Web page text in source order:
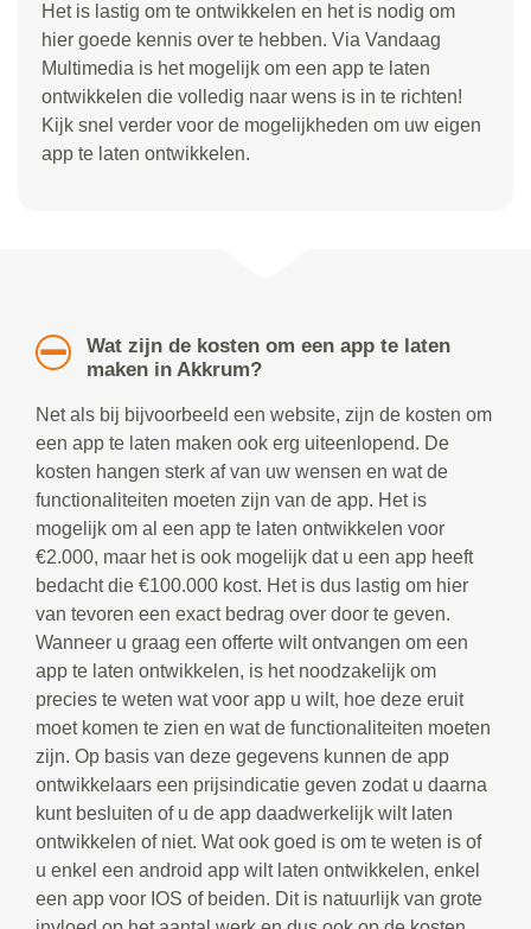
Het is lastig om te ontwikkelen en het is nodig om
hier goede kennis over te hebben. Via Vandaag
Multimedia is het mogelijk om een app te laten
ontwikkelen die volledig naar wens is in te richten!
Kijk snel verder voor de mogelijkheden om uw eigen
app te laten ontwikkelen.
Wat zijn de kosten om een app te laten
maken in Akkrum?
Net als bij bijvoorbeeld een website, zijn de kosten om
een app te laten maken ook erg uiteenlopend. De
kosten hangen sterk af van uw wensen en wat de
functionaliteiten moeten zijn van de app. Het is
mogelijk om al een app te laten ontwikkelen voor
€2.000, maar het is ook mogelijk dat u een app heeft
bedacht die €100.000 kost. Het is dus lastig om hier
van tevoren een exact bedrag over door te geven.
Wanneer u graag een offerte wilt ontvangen om een
app te laten ontwikkelen, is het noodzakelijk om
precies te weten wat voor app u wilt, hoe deze eruit
moet komen te zien en wat de functionaliteiten moeten
zijn. Op basis van deze gegevens kunnen de app
ontwikkelaars een prijsindicatie geven zodat u daarna
kunt besluiten of u de app daadwerkelijk wilt laten
ontwikkelen of niet. Wat ook goed is om te weten is of
u enkel een android app wilt laten ontwikkelen, enkel
een app voor IOS of beiden. Dit is natuurlijk van grote